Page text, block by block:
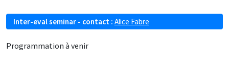
Inter-eval seminar - contact : Alice Fabre
Programmation à venir